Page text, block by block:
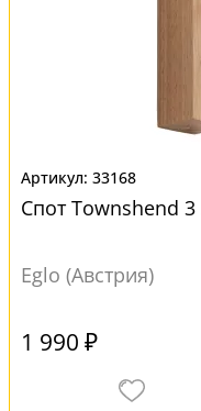
33168
Спот Townshend 3
Eglo (Австрия)
1 990 ₽